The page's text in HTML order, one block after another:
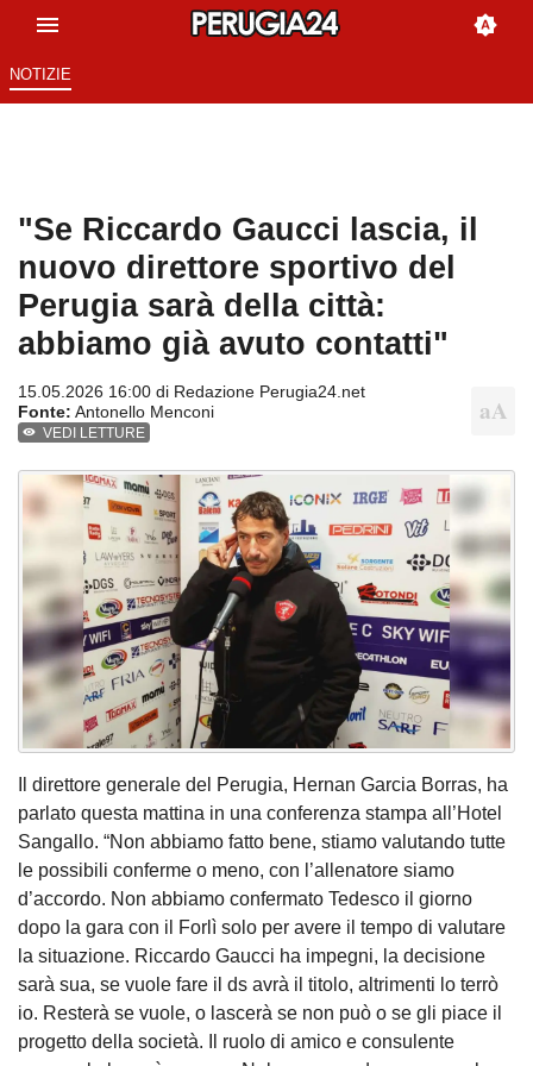
NOTIZIE
"Se Riccardo Gaucci lascia, il
nuovo direttore sportivo del
Perugia sarà della città:
abbiamo già avuto contatti"
15.05.2026 16:00 di Redazione Perugia24.net
Fonte: Antonello Menconi
VEDI LETTURE
Il direttore generale del Perugia, Hernan Garcia Borras, ha
parlato questa mattina in una conferenza stampa all’Hotel
Sangallo. “Non abbiamo fatto bene, stiamo valutando tutte
le possibili conferme o meno, con l’allenatore siamo
d’accordo. Non abbiamo confermato Tedesco il giorno
dopo la gara con il Forlì solo per avere il tempo di valutare
la situazione. Riccardo Gaucci ha impegni, la decisione
sarà sua, se vuole fare il ds avrà il titolo, altrimenti lo terrò
io. Resterà se vuole, o lascerà se non può o se gli piace il
progetto della società. Il ruolo di amico e consulente